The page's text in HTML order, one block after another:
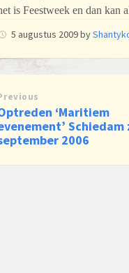
is Feestweek en dan kan
5 augustus 2009by
‘Maritiem
Schiedam
2006